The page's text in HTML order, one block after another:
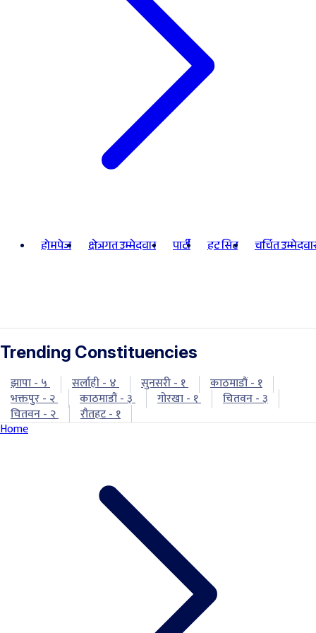
होमपेज क्षेत्रगत उम्मेदवार पार्टी हट सिट चर्चित
Trending Constituencies
झापा - ५ सर्लाही - ४ सुनसरी - १
काठमाडौं - १
भक्तपुर - २
काठमाडौं - ३ गोरखा - १
चितवन - ३
चितवन - २
रौतहट - १
Home